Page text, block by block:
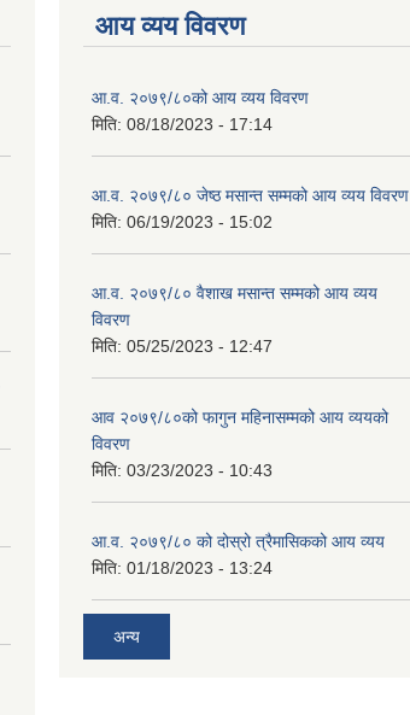
आय व्यय विवरण
आ.व. २०७९/८०को आय व्यय विवरण
मिति: 08/18/2023 - 17:14
आ.व. २०७९/८० जेष्ठ मसान्त सम्मको आय व्यय विवरण
मिति: 06/19/2023 - 15:02
आ.व. २०७९/८० वैशाख मसान्त सम्मको आय व्यय
विवरण
मिति: 05/25/2023 - 12:47
आव २०७९/८०को फागुन महिनासम्मको आय व्ययको
विवरण
मिति: 03/23/2023 - 10:43
आ.व. २०७९/८० को दोस्रो त्रैमासिकको आय व्यय
मिति: 01/18/2023 - 13:24
अन्य